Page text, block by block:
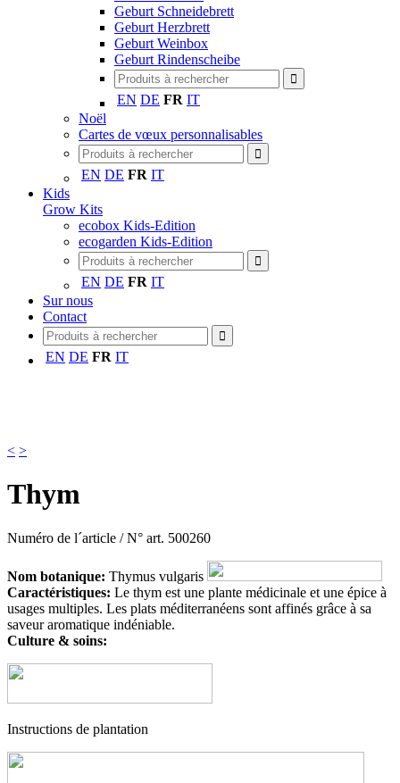
Geburt Schneidebrett
Geburt Herzbrett
Geburt Weinbox
Geburt Rindenscheibe
EN DE FR IT
Noël
Cartes de vœux personnalisables
EN DE FR IT
Kids
Grow Kits
ecobox Kids-Edition
ecogarden Kids-Edition
EN DE FR IT
Sur nous
Contact
EN DE FR IT
< >
Thym
Numéro de l´article / N° art. 500260
Nom botanique: Thymus vulgaris
Caractéristiques: Le thym est une plante médicinale et une épice à
usages multiples. Les plats méditerranéens sont affinés grâce à sa
saveur aromatique indéniable.
Culture & soins:
Instructions de plantation